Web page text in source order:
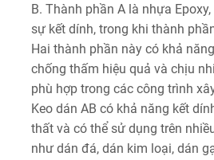
B. Thành phần A là nhựa
sự kết dính, trong khi thành
Hai thành phần này có khả
chống thấm hiệu quả và chịu
phù hợp trong các công trình
Keo dán AB có khả năng kết
thất và có thể sử dụng trên
như dán đá, dán kim loại, dán